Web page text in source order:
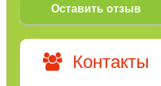
Оставить отзыв
Контакты